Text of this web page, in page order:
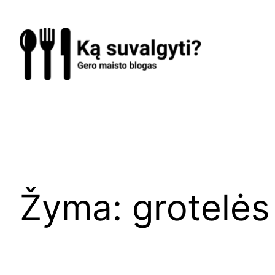
turinio
Žyma: grotelės